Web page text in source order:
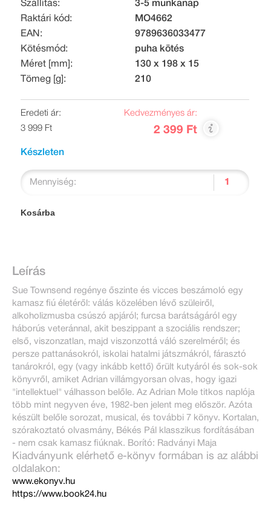
Szállítás:
3-5 munkanap
Raktári kód:
MO4662
EAN:
9789636033477
Kötésmód:
puha kötés
Méret [mm]:
130 x 198 x 15
Tömeg [g]:
210
Eredeti ár:
3 999 Ft
Kedvezményes ár:
2 399 Ft
Készleten
Mennyiség:
Kosárba
Leírás
Sue Townsend regénye őszinte és vicces beszámoló egy
kamasz fiú életéről: válás közelében lévő szüleiről,
alkoholizmusba csúszó apjáról; furcsa barátságáról egy
háborús veteránnal, akit beszippant a szociális rendszer;
első, viszonzatlan, majd viszonzottá váló szerelméről; és
persze pattanásokról, iskolai hatalmi játszmákról, fárasztó
tanárokról, egy (vagy inkább kettő) őrült kutyáról és sok-sok
könyvről, amiket Adrian villámgyorsan olvas, hogy igazi
"intellektuel" válhasson belőle. Az Adrian Mole titkos naplója
több mint negyven éve, 1982-ben jelent meg először. Azóta
készült belőle sorozat, musical, és további 7 könyv. Kortalan,
szórakoztató olvasmány, Békés Pál klasszikus fordításában
- nem csak kamasz fiúknak. Borító: Radványi Maja
Kiadványunk elérhető e-könyv formában is az alábbi
oldalakon:
www.ekonyv.hu
https://www.book24.hu